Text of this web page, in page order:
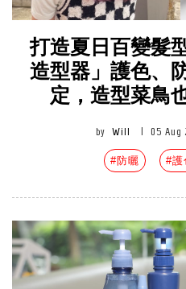
打造夏日百變髮
造型器」護色、
定，造型菜鳥
by Will 05 Aug
#防曬 #護